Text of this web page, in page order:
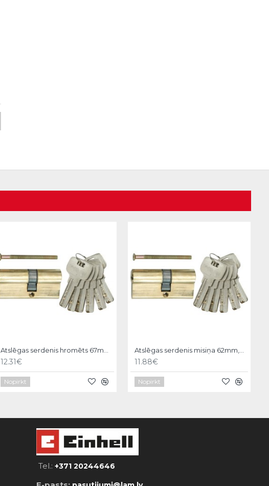
12.31€
Nopirkt
11.88€
Nopirkt
Tel.:+371 20244646